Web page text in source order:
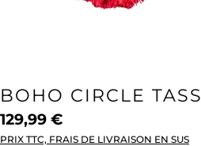
BOHO CIRCLE
129,99 €
PRIX TTC, FRAIS DE LIVRAISON EN SUS